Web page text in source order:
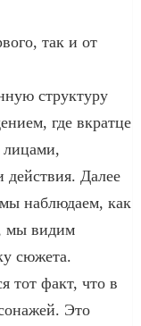
так и от
структуру
где вкратце
лицами,
действия. Далее
наблюдаем, как
мы видим
сюжета.
тот факт, что в
Это